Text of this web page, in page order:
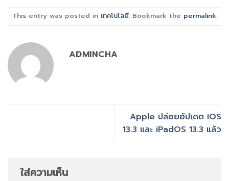
This entry was posted in เทคโนโลยี. Bookmark the permalink.
ADMINCHA
Apple ปล่อยอัปเดต iOS
13.3 และ iPadOS 13.3 แล้ว
ใส่ความเห็น